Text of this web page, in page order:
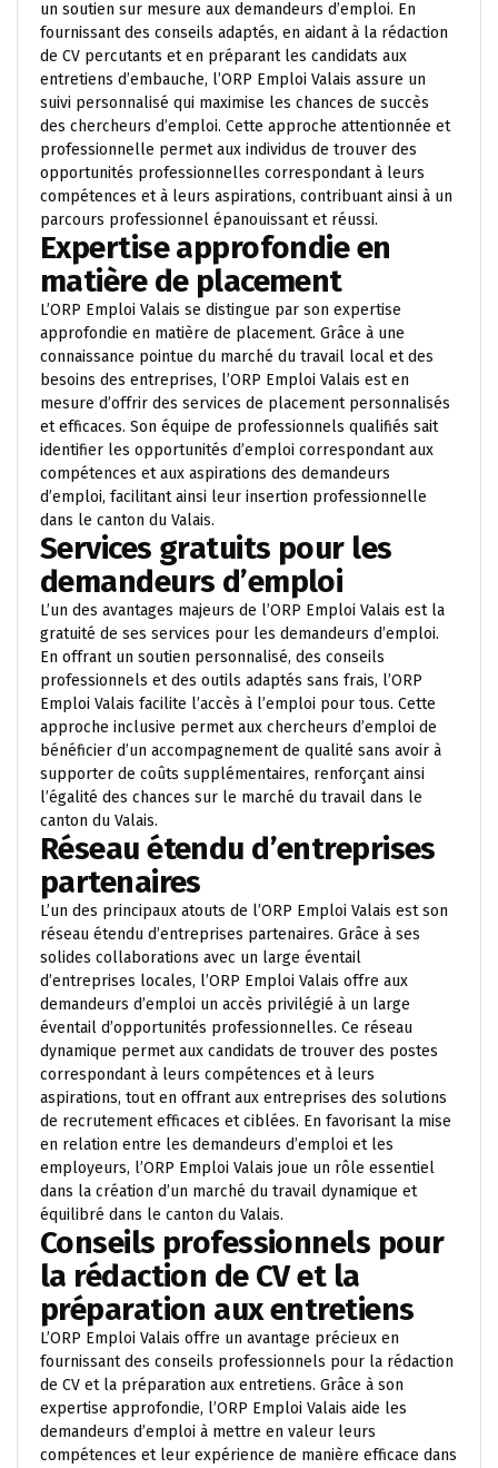
un soutien sur mesure aux demandeurs d’emploi. En
fournissant des conseils adaptés, en aidant à la rédaction
de CV percutants et en préparant les candidats aux
entretiens d’embauche, l’ORP Emploi Valais assure un
suivi personnalisé qui maximise les chances de succès
des chercheurs d’emploi. Cette approche attentionnée et
professionnelle permet aux individus de trouver des
opportunités professionnelles correspondant à leurs
compétences et à leurs aspirations, contribuant ainsi à un
parcours professionnel épanouissant et réussi.
Expertise approfondie en
matière de placement
L’ORP Emploi Valais se distingue par son expertise
approfondie en matière de placement. Grâce à une
connaissance pointue du marché du travail local et des
besoins des entreprises, l’ORP Emploi Valais est en
mesure d’offrir des services de placement personnalisés
et efficaces. Son équipe de professionnels qualifiés sait
identifier les opportunités d’emploi correspondant aux
compétences et aux aspirations des demandeurs
d’emploi, facilitant ainsi leur insertion professionnelle
dans le canton du Valais.
Services gratuits pour les
demandeurs d’emploi
L’un des avantages majeurs de l’ORP Emploi Valais est la
gratuité de ses services pour les demandeurs d’emploi.
En offrant un soutien personnalisé, des conseils
professionnels et des outils adaptés sans frais, l’ORP
Emploi Valais facilite l’accès à l’emploi pour tous. Cette
approche inclusive permet aux chercheurs d’emploi de
bénéficier d’un accompagnement de qualité sans avoir à
supporter de coûts supplémentaires, renforçant ainsi
l’égalité des chances sur le marché du travail dans le
canton du Valais.
Réseau étendu d’entreprises
partenaires
L’un des principaux atouts de l’ORP Emploi Valais est son
réseau étendu d’entreprises partenaires. Grâce à ses
solides collaborations avec un large éventail
d’entreprises locales, l’ORP Emploi Valais offre aux
demandeurs d’emploi un accès privilégié à un large
éventail d’opportunités professionnelles. Ce réseau
dynamique permet aux candidats de trouver des postes
correspondant à leurs compétences et à leurs
aspirations, tout en offrant aux entreprises des solutions
de recrutement efficaces et ciblées. En favorisant la mise
en relation entre les demandeurs d’emploi et les
employeurs, l’ORP Emploi Valais joue un rôle essentiel
dans la création d’un marché du travail dynamique et
équilibré dans le canton du Valais.
Conseils professionnels pour
la rédaction de CV et la
préparation aux entretiens
L’ORP Emploi Valais offre un avantage précieux en
fournissant des conseils professionnels pour la rédaction
de CV et la préparation aux entretiens. Grâce à son
expertise approfondie, l’ORP Emploi Valais aide les
demandeurs d’emploi à mettre en valeur leurs
compétences et leur expérience de manière efficace dans